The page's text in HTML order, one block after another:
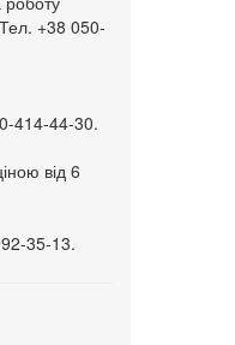
+38 050-
414-44-30.
від 6
35-13.